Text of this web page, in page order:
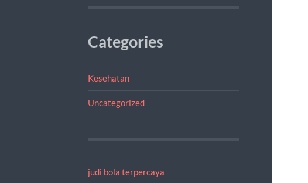
Categories
Kesehatan
Uncategorized
judi bola terpercaya